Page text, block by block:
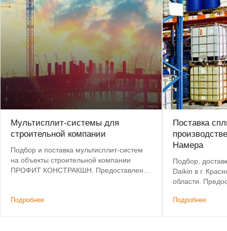
Мультисплит-системы для
строительной компании
Подбор и поставка мультисплит-систем
на объекты строительной компании
ПРОФИТ КОНСТРАКШН. Предоставлена
Подробнее
Поставка
Намера
Подбор,
Daikin в г.
Подробнее